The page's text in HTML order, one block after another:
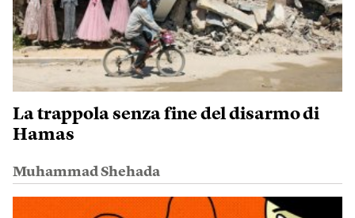
La trappola senza fine del disarmo di
Hamas
Muhammad Shehada